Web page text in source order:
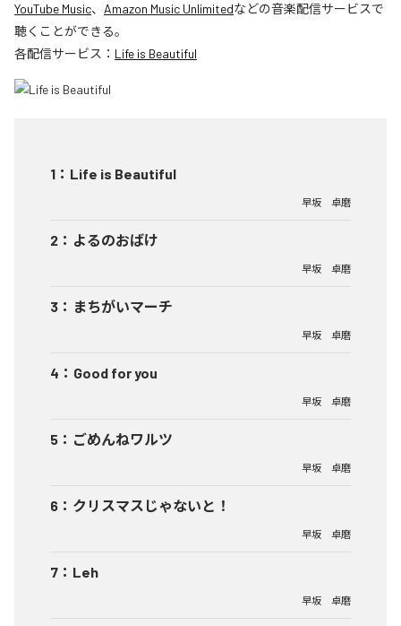
YouTube Music、 Amazon Music Unlimitedなどの音楽配信サービスで
聴くことができる。
各配信サービス： Life is Beautiful
1 ： Life is Beautiful
早坂 卓磨
2 ： よるのおばけ
早坂 卓磨
3 ： まちがいマーチ
早坂 卓磨
4 ： Good for you
早坂 卓磨
5 ： ごめんねワルツ
早坂 卓磨
6 ： クリスマスじゃないと！
早坂 卓磨
7 ： Leh
早坂 卓磨